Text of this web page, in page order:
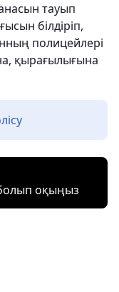
тауып
білдіріп,
полицейлері
қырағылығына
оқыңыз